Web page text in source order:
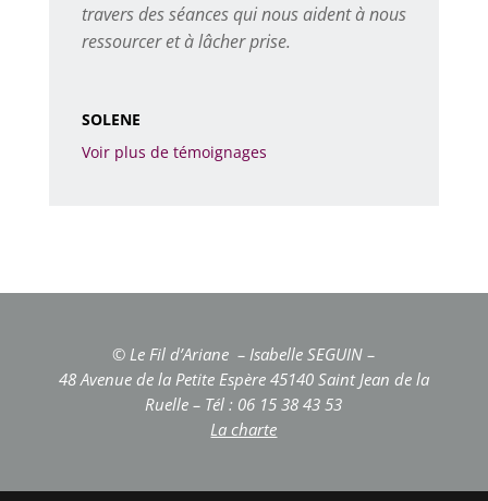
travers des séances qui nous aident à nous
ressourcer et à lâcher prise.
SOLENE
Voir plus de témoignages
© Le Fil d’Ariane – Isabelle SEGUIN –
48 Avenue de la Petite Espère 45140 Saint Jean de la
Ruelle – Tél : 06 15 38 43 53
La charte